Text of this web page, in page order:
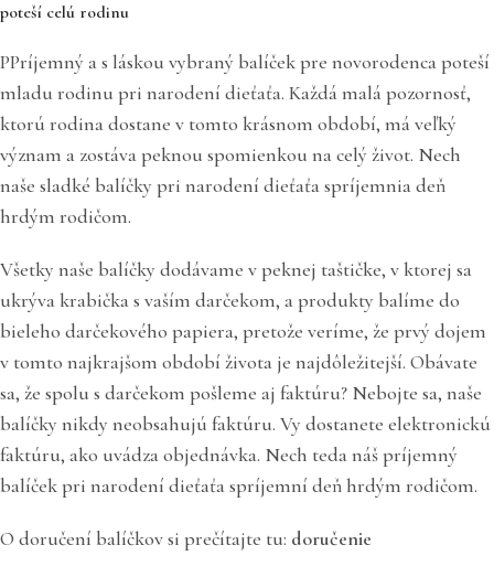
poteší celú rodinu
PPríjemný a s láskou vybraný balíček pre novorodenca poteší
mladu rodinu pri narodení dieťaťa. Každá malá pozornosť,
ktorú rodina dostane v tomto krásnom období, má veľký
význam a zostáva peknou spomienkou na celý život. Nech
naše sladké balíčky pri narodení dieťaťa spríjemnia deň
hrdým rodičom.
Všetky naše balíčky dodávame v peknej taštičke, v ktorej sa
ukrýva krabička s vaším darčekom, a produkty balíme do
bieleho darčekového papiera, pretože veríme, že prvý dojem
v tomto najkrajšom období života je najdôležitejší. Obávate
sa, že spolu s darčekom pošleme aj faktúru? Nebojte sa, naše
balíčky nikdy neobsahujú faktúru. Vy dostanete elektronickú
faktúru, ako uvádza objednávka. Nech teda náš príjemný
balíček pri narodení dieťaťa spríjemní deň hrdým rodičom.
O doručení balíčkov si prečítajte tu: doručenie